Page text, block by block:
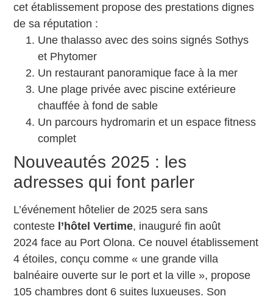
cet établissement propose des prestations dignes
de sa réputation :
Une thalasso avec des soins signés Sothys
et Phytomer
Un restaurant panoramique face à la mer
Une plage privée avec piscine extérieure
chauffée à fond de sable
Un parcours hydromarin et un espace fitness
complet
Nouveautés 2025 : les
adresses qui font parler
L’événement hôtelier de 2025 sera sans
conteste l’hôtel Vertime, inauguré fin août
2024 face au Port Olona. Ce nouvel établissement
4 étoiles, conçu comme « une grande villa
balnéaire ouverte sur le port et la ville », propose
105 chambres dont 6 suites luxueuses. Son